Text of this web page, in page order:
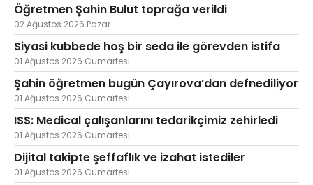
Öğretmen Şahin Bulut toprağa verildi
02 Ağustos 2026 Pazar
Siyasi kubbede hoş bir seda ile görevden istifa
01 Ağustos 2026 Cumartesi
Şahin öğretmen bugün Çayırova’dan defnediliyor
01 Ağustos 2026 Cumartesi
ISS: Medical çalışanlarını tedarikçimiz zehirledi
01 Ağustos 2026 Cumartesi
Dijital takipte şeffaflık ve izahat istediler
01 Ağustos 2026 Cumartesi